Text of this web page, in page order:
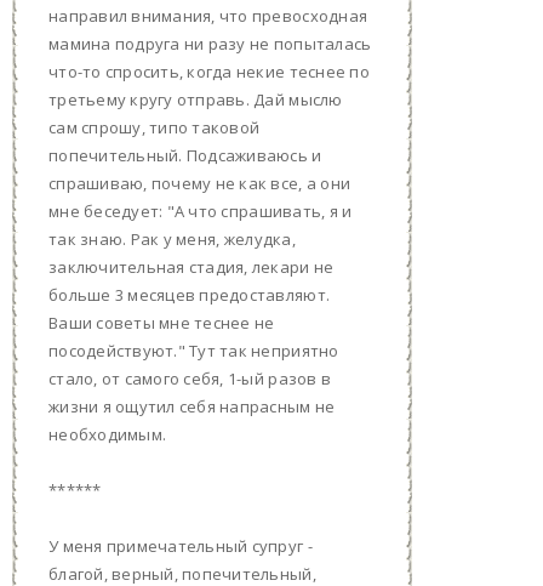
направил внимания, что превосходная
мамина подруга ни разу не попыталась
что-то спросить, когда некие теснее по
третьему кругу отправь. Дай мыслю
сам спрошу, типо таковой
попечительный. Подсаживаюсь и
спрашиваю, почему не как все, а они
мне беседует: "А что спрашивать, я и
так знаю. Рак у меня, желудка,
заключительная стадия, лекари не
больше 3 месяцев предоставляют.
Ваши советы мне теснее не
посодействуют." Тут так неприятно
стало, от самого себя, 1-ый разов в
жизни я ощутил себя напрасным не
необходимым.
******
У меня примечательный супруг -
благой, верный, попечительный,